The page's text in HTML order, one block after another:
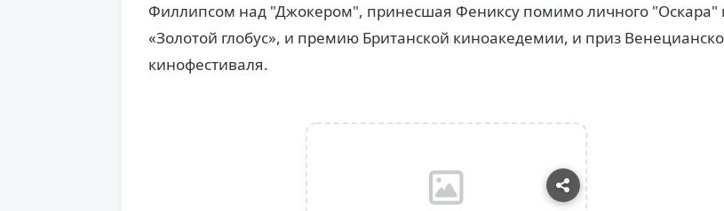
Филлипсом над "Джокером", принесшая Фениксу помимо личного "Оскара"
«Золотой глобус», и премию Британской киноакедемии, и приз
кинофестиваля.